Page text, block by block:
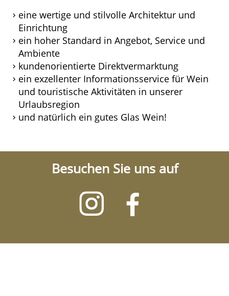
eine wertige und stilvolle Architektur und
Einrichtung
ein hoher Standard in Angebot, Service und
Ambiente
kundenorientierte Direktvermarktung
ein exzellenter Informationsservice für Wein
und touristische Aktivitäten in unserer
Urlaubsregion
und natürlich ein gutes Glas Wein!
Besuchen Sie uns auf
Besuchen
Sie
auf
Besuchen
Sie
auf